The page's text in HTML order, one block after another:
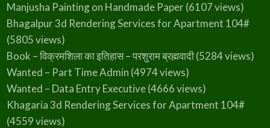
Manjusha Painting on Handmade Paper(6107 views)
Bhagalpur 3d Rendering Services for Apartment 104#
(5805 views)
Book – विक्रमशिला का इतिहास – परशुराम ब्रह्मवादी(5284 views)
Wanted – Part Time Admin (4974 views)
Wanted – Data Entry Executive(4666 views)
Khagaria 3d Rendering Services for Apartment 104#
(4559 views)